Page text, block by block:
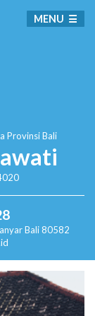
Provinsi Bali
Bali 80582
MENU